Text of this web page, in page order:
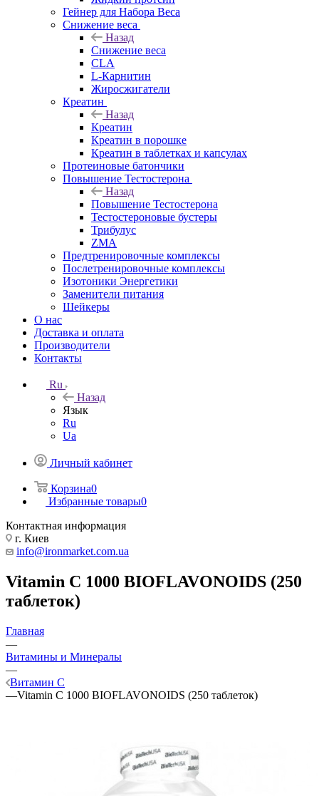
Гейнер для Набора Веса
Снижение веса
Назад
Снижение веса
CLA
L-Карнитин
Жиросжигатели
Креатин
Назад
Креатин
Креатин в порошке
Креатин в таблетках и капсулах
Протеиновые батончики
Повышение Тестостерона
Назад
Повышение Тестостерона
Тестостероновые бустеры
Трибулус
ZMA
Предтренировочные комплексы
Послетренировочные комплексы
Изотоники Энергетики
Заменители питания
Шейкеры
О нас
Доставка и оплата
Производители
Контакты
Ru
Назад
Язык
Ru
Ua
Личный кабинет
Корзина0
Избранные товары0
Контактная информация
г. Киев
info@ironmarket.com.ua
Vitamin C 1000 BIOFLAVONOIDS (250
таблеток)
Главная
—
Витамины и Минералы
—
Витамин C
—Vitamin C 1000 BIOFLAVONOIDS (250 таблеток)